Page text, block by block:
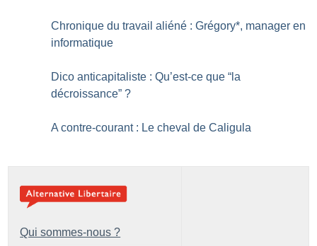
Chronique du travail aliéné : Grégory*, manager en
informatique
Dico anticapitaliste : Qu’est-ce que “la
décroissance” ?
A contre-courant : Le cheval de Caligula
Qui sommes-nous ?